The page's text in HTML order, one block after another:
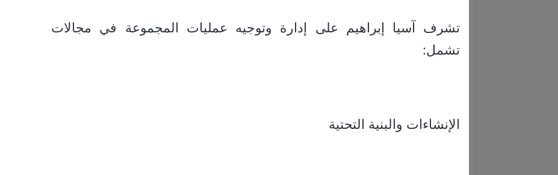
تشرف آسيا إبراهيم على إدارة وتوجيه عمليات المجموعة في مجالات
تشمل:
الإنشاءات والبنية التحتية